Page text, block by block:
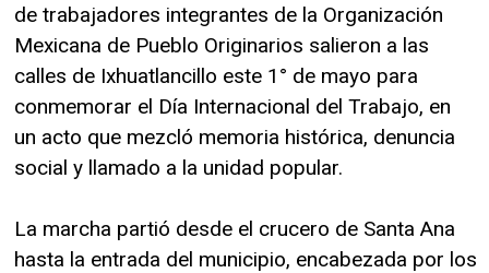
de trabajadores integrantes de la Organización
Mexicana de Pueblo Originarios salieron a las
calles de Ixhuatlancillo este 1° de mayo para
conmemorar el Día Internacional del Trabajo, en
un acto que mezcló memoria histórica, denuncia
social y llamado a la unidad popular.
La marcha partió desde el crucero de Santa Ana
hasta la entrada del municipio, encabezada por los